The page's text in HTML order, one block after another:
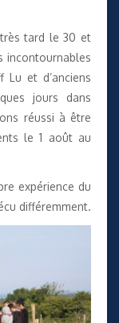
tard le 30 et
incontournables
Lu et d’anciens
jours dans
réussi à être
le 1 août au
expérience du
différemment.